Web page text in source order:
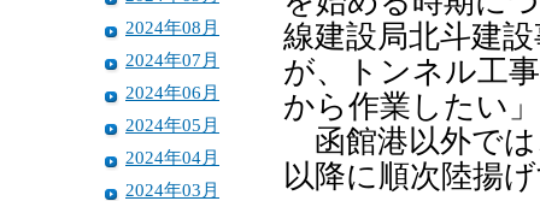
2024年08月
2024年07月
2024年06月
2024年05月
2024年04月
2024年03月
線建設局北斗建
が、トンネル工
から作業したい
函館港以外では
以降に順次陸揚